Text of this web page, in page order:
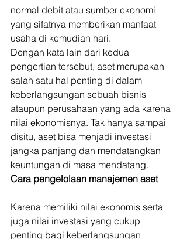
normal debit atau sumber ekonomi
yang sifatnya memberikan manfaat
usaha di kemudian hari.
Dengan kata lain dari kedua
pengertian tersebut, aset merupakan
salah satu hal penting di dalam
keberlangsungan sebuah bisnis
ataupun perusahaan yang ada karena
nilai ekonomisnya. Tak hanya sampai
disitu, aset bisa menjadi investasi
jangka panjang dan mendatangkan
keuntungan di masa mendatang.
Cara pengelolaan manajemen aset
Karena memiliki nilai ekonomis serta
juga nilai investasi yang cukup
penting bagi keberlangsungan